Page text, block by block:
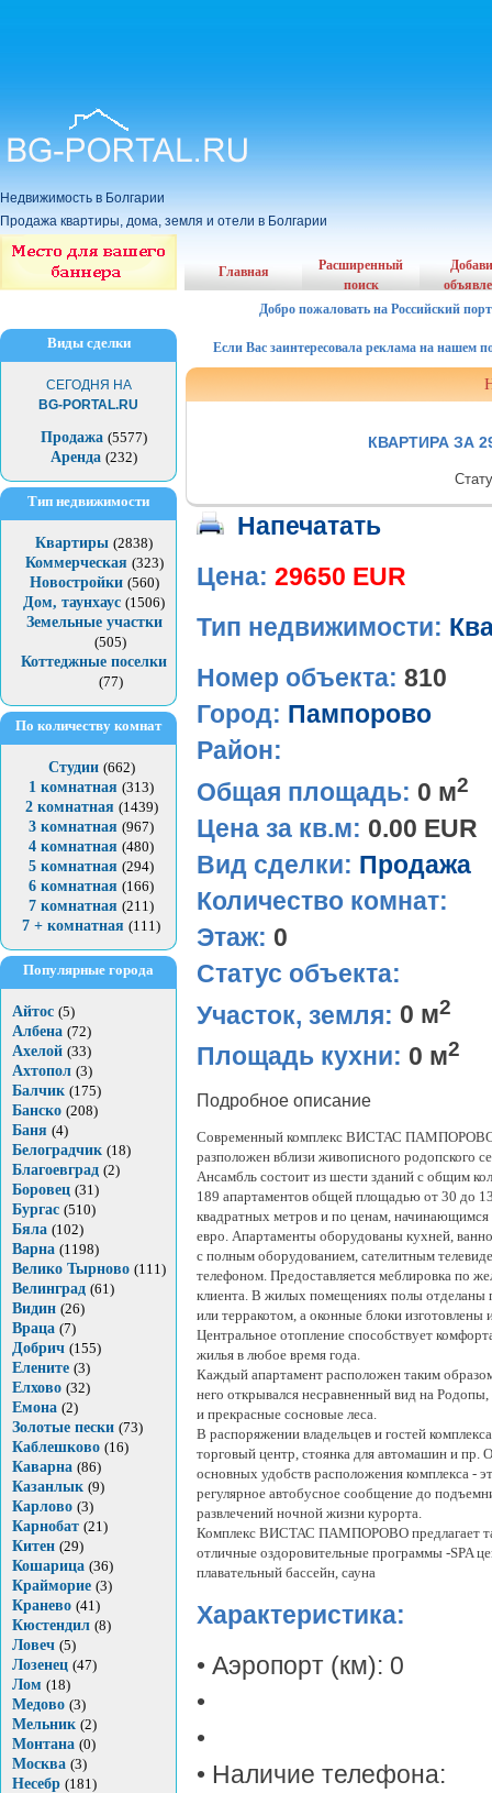
Недвижимость в Болгарии
Продажа квартиры, дома, земля и отели в Болгарии
Виды сделки
СЕГОДНЯ НА
BG-PORTAL.RU
Продажа (5577)
Аренда (232)
Тип недвижимости
Квартиры (2838)
Коммерческая (323)
Новостройки (560)
Дом, таунхаус (1506)
Земельные участки
(505)
Коттеджные поселки
(77)
По количеству комнат
Студии (662)
1 комнатная (313)
2 комнатная (1439)
3 комнатная (967)
4 комнатная (480)
5 комнатная (294)
6 комнатная (166)
7 комнатная (211)
7 + комнатная (111)
Популярные города
Айтос (5)
Албена (72)
Ахелой (33)
Ахтопол (3)
Балчик (175)
Банско (208)
Баня (4)
Белоградчик (18)
Благоевград (2)
Боровец (31)
Бургас (510)
Бяла (102)
Варна (1198)
Велико Тырново (111)
Велинград (61)
Видин (26)
Враца (7)
Добрич (155)
Елените (3)
Елхово (32)
Емона (2)
Золотые пески (73)
Каблешково (16)
Каварна (86)
Казанлык (9)
Карлово (3)
Карнобат (21)
Китен (29)
Кошарица (36)
Крайморие (3)
Кранево (41)
Кюстендил (8)
Ловеч (5)
Лозенец (47)
Лом (18)
Медово (3)
Мельник (2)
Монтана (0)
Москва (3)
Несебр (181)
Главная
Расширенный
поиск
Добро пожаловать на Российский
Если Вас заинтересовала реклама на нашем
КВАРТИРА ЗА
Напечатать
Цена: 29650 EUR
Тип недвижимости:
Номер объекта: 810
Город: Пампорово
Район:
Общая площадь: 0 м2
Цена за кв.м: 0.00 EUR
Вид сделки: Продажа
Количество комнат:
Этаж: 0
Статус объекта:
Участок, земля: 0 м2
Площадь кухни: 0 м2
Подробное описание
Современный комплекс ВИСТАС
разположен вблизи живописного родопского
Ансамбль состоит из шести зданий с общим
189 апартаментов общей площадью от 30 до
квадратных метров и по ценам, начинающимся
евро. Апартаменты оборудованы кухней,
с полным оборудованием, сателитным
телефоном. Предоставляется меблировка по
клиента. В жилых помещениях полы отделаны
или терракотом, а оконные блоки изготовлены
Центральное отопление способствует
жилья в любое время года.
Каждый апартамент расположен таким
него открывался несравненный вид на
и прекрасные сосновые леса.
В распоряжении владельцев и гостей
торговый центр, стоянка для автомашин и пр.
основных удобств расположения комплекса -
регулярное автобусное сообщение до
развлечений ночной жизни курорта.
Комплекс ВИСТАС ПАМПОРОВО предлагает
отличные оздоровительные программы -SPA
плавательный бассейн, сауна
Характеристика:
• Аэропорт (км): 0
•
•
• Наличие телефона: